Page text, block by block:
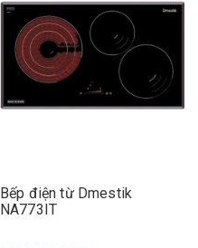
Bếp điện từ Dmestik
NA773IT